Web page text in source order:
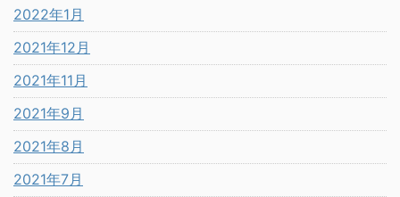
2022年1月
2021年12月
2021年11月
2021年9月
2021年8月
2021年7月